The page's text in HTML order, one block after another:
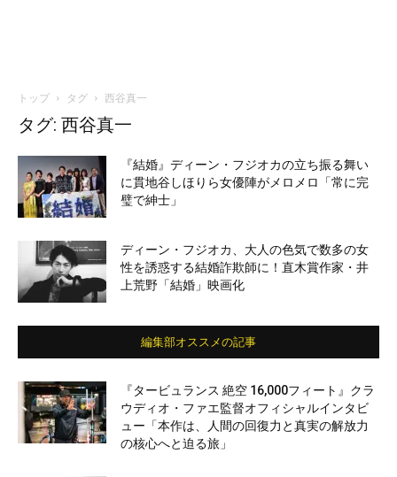
トップ タグ 西谷真一
タグ: 西谷真一
『結婚』ディーン・フジオカの立ち振る舞い
に貫地谷しほりら女優陣がメロメロ「常に完
璧で紳士」
ディーン・フジオカ、大人の色気で数多の女
性を誘惑する結婚詐欺師に！直木賞作家・井
上荒野「結婚」映画化
編集部オススメの記事
『タービュランス 絶空 16,000フィート』クラ
ウディオ・ファエ監督オフィシャルインタビ
ュー「本作は、人間の回復力と真実の解放力
の核心へと迫る旅」